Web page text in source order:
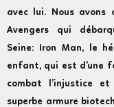
avec lui. Nous avons
Avengers qui
Seine: Iron Man, le
enfant, qui est d’une
combat l’injustice
superbe armure